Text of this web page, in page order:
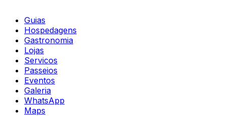
Guias
Hospedagens
Gastronomia
Lojas
Servicos
Passeios
Eventos
Galeria
WhatsApp
Maps